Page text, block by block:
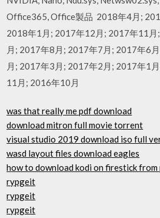
Office365, Office製品 2018年4月;
2018年1月; 2017年12月; 2017年11
月; 2017年8月; 2017年7月; 2017年6
月; 2017年3月; 2017年2月; 2017年1
11月; 2016年10月
was that really me pdf download
download mitron full movie torrent
visual studio 2019 download iso full
wasd layout files download eagles
how to download kodi on firestick from
rypgeit
rypgeit
rypgeit